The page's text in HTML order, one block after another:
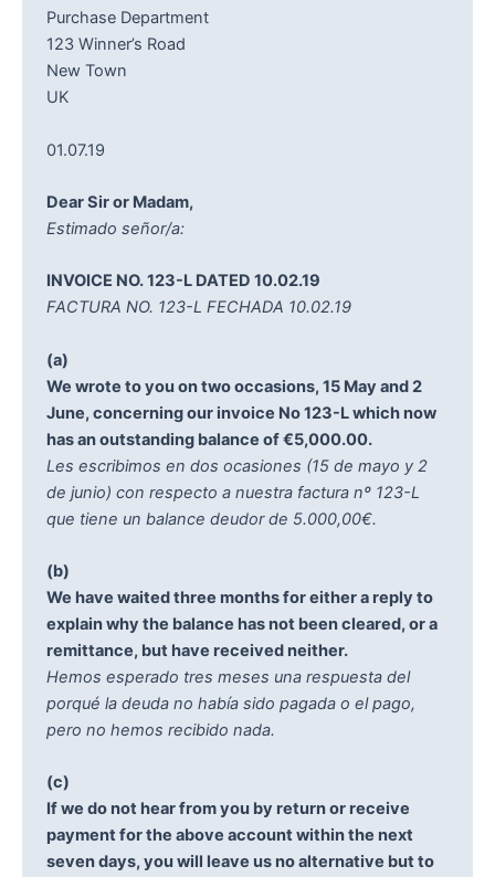
Purchase Department
123 Winner’s Road
New Town
UK
01.07.19
Dear Sir or Madam,
Estimado señor/a:
INVOICE NO. 123-L DATED 10.02.19
FACTURA NO. 123-L FECHADA 10.02.19
(a)
We wrote to you on two occasions, 15 May and 2
June, concerning our invoice No 123-L which now
has an outstanding balance of €5,000.00.
Les escribimos en dos ocasiones (15 de mayo y 2
de junio) con respecto a nuestra factura nº 123-L
que tiene un balance deudor de 5.000,00€.
(b)
We have waited three months for either a reply to
explain why the balance has not been cleared, or a
remittance, but have received neither.
Hemos esperado tres meses una respuesta del
porqué la deuda no había sido pagada o el pago,
pero no hemos recibido nada.
(c)
If we do not hear from you by return or receive
payment for the above account within the next
seven days, you will leave us no alternative but to